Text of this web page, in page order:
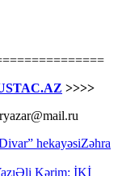
>>>>
hekayəsiZəhra
Əli Kərim: İKİ